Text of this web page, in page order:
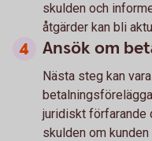
skulden och
åtgärder kan bli
Ansök om
Nästa steg kan
juridiskt förfarande
skulden om